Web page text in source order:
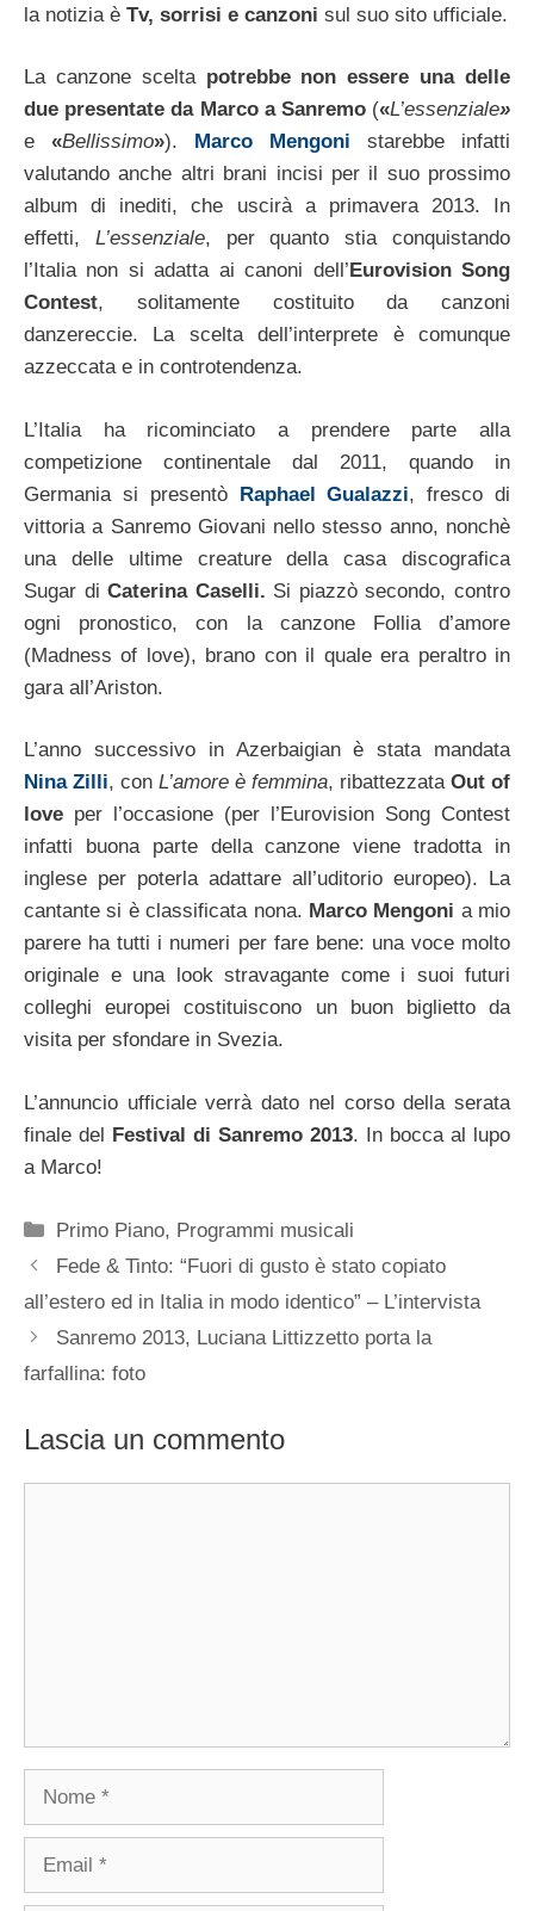
la notizia è Tv, sorrisi e canzoni sul suo sito ufficiale.
La canzone scelta potrebbe non essere una delle
due presentate da Marco a Sanremo(«L’essenziale»
e «Bellissimo»). Marco Mengoni
starebbe infatti
valutando anche altri brani incisi per il suo prossimo
album di inediti, che uscirà a primavera 2013. In
effetti, L’essenziale, per quanto stia conquistando
l’Italia non si adatta ai canoni dell’ Eurovision Song
Contest, solitamente costituito da canzoni
danzereccie. La scelta dell’interprete è comunque
azzeccata e in controtendenza.
L’Italia ha ricominciato a prendere parte alla
competizione continentale dal 2011, quando in
Germania si presentòRaphael Gualazzi, fresco di
vittoria a Sanremo Giovani nello stesso anno, nonchè
una delle ultime creature della casa discografica
Sugar diCaterina Caselli. Si piazzò secondo, contro
ogni pronostico, con la canzone Follia d’amore
(Madness of love), brano con il quale era peraltro in
gara all’Ariston.
L’anno successivo in Azerbaigian è stata mandata
Nina Zilli, con L’amore è femmina, ribattezzata Out of
love per l’occasione (per l’Eurovision Song Contest
infatti buona parte della canzone viene tradotta in
inglese per poterla adattare all’uditorio europeo). La
cantante si è classificata nona. Marco Mengoni a mio
parere ha tutti i numeri per fare bene: una voce molto
originale e una look stravagante come i suoi futuri
colleghi europei costituiscono un buon biglietto da
visita per sfondare in Svezia.
L’annuncio ufficiale verrà dato nel corso della serata
finale del Festival di Sanremo 2013. In bocca al lupo
a Marco!
Categorie
Primo Piano, Programmi musicali
Fede & Tinto: “Fuori di gusto è stato copiato
all’estero ed in Italia in modo identico” – L’intervista
Sanremo 2013, Luciana Littizzetto porta la
farfallina: foto
Lascia un commento